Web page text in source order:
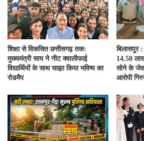
शिक्षा से विकसित छत्तीसगढ़ तक:
मुख्यमंत्री साय ने नीट क्वालीफाई
विद्यार्थियों के साथ साझा किया भविष्य का
रोडमैप
बिलासपुर
14.50
सोने के
आरोपी